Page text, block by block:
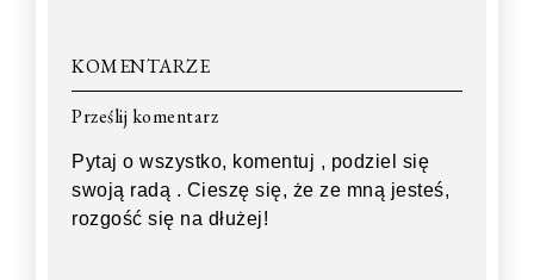
KOMENTARZE
Prześlij komentarz
Pytaj o wszystko, komentuj , podziel się
swoją radą . Cieszę się, że ze mną jesteś,
rozgość się na dłużej!